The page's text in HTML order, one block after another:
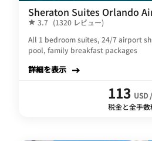
Sheraton Suites Orlando
3.7 (1320 レビュー)
All 1 bedroom suites, 24/7 airport
pool, family breakfast packages
詳細を表示
113 USD
税金と全手